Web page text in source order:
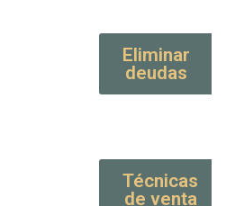
Eliminar
deudas
Técnicas
de venta